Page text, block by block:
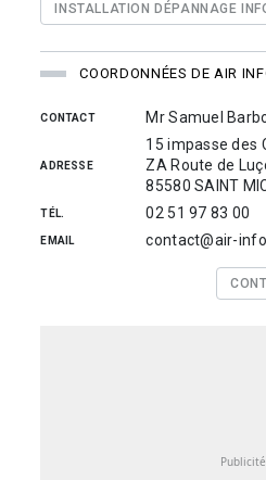
INSTALLATION DÉPANNAGE
COORDONNÉES DE AIR
CONTACT Mr Samuel
ADRESSE
15 impasse des
ZA Route de
85580 SAINT
TÉL. 02 51 97 83 00
EMAIL contact@air-